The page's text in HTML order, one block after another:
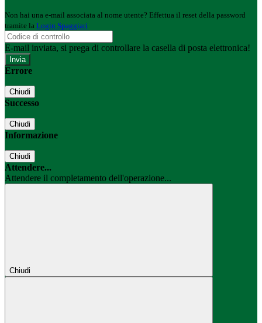
Non hai una e-mail associata al nome utente? Effettua il reset della password
tramite la Login Spaggiari
E-mail inviata, si prega di controllare la casella di posta elettronica!
Errore
Chiudi
Successo
Chiudi
Informazione
Chiudi
Attendere...
Attendere il completamento dell'operazione...
Chiudi